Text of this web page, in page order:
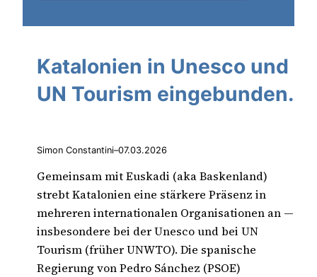
Katalonien in Unesco und
UN Tourism eingebunden.
Simon Constantini–07.03.2026
Gemeinsam mit Euskadi (aka Baskenland)
strebt Katalonien eine stärkere Präsenz in
mehreren internationalen Organisationen an —
insbesondere bei der Unesco und bei UN
Tourism (früher UNWTO). Die spanische
Regierung von Pedro Sánchez (PSOE)